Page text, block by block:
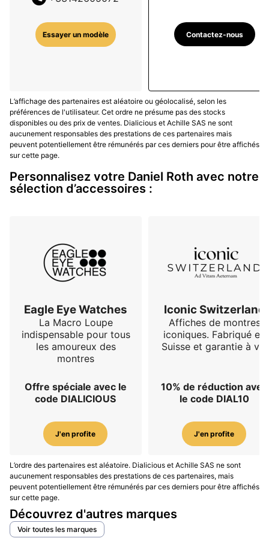
minuterie fine, chiffres appliqués équilibrés et
guillochages réguliers qui structurent la surface du
cadran. L’ensemble évoque une horlogerie classique
revisitée, avec davantage d’architecture visuelle et de
préserver l’esprit d’atelier, quand d’autres références
adoptent un fond transparent afin de valoriser les
finitions.
Cette esthétique, plus instrumentale que
démonstrative, privilégie l’équilibre entre élégance et
utilité quotidienne : le format ovale-rectangulaire
autorise des épaisseurs contenues et des proportions
collectionneurs sensibles aux codes historiques
Tourbillons, minutes rétrogrades et «
Dès l’origine, Daniel Roth s’est illustré par des
complications poétiques et lisibles : tourbillons,
quantièmes, affichages rétrogrades et sa célèbre
indication « Papillon » mêlant saut d’heures et minutes
Ces thèmes se déclinent dans des séries courtes,
souvent en métaux précieux, où la qualité de finition –
Daniel Roth Tourbillon Souscription
— réédition
tourbillons, série très limitée, finition manuelle
poussée.
Daniel Roth Tourbillon
architecture traditionnelle, grande ouverture sur
l’organe régulateur, cadran guilloché, priorité à la
Essayer un modèle Contactez-nous
L’affichage des partenaires est aléatoire ou géolocalisé, selon les
préférences de l'utilisateur. Cet ordre ne présume pas des stocks
disponibles ou des prix de ventes. Dialicious et Achille SAS ne sont
aucunement responsables des prestations de ces partenaires mais
peuvent potentiellement être rémunérés par ces derniers pour être affichés
sur cette page.
Personnalisez votre Daniel Roth avec notre
sélection d’accessoires :
Eagle Eye Watches
La Macro Loupe
indispensable pour tous
les amoureux des
montres
Offre spéciale avec le
code DIALICIOUS
J'en profite
Iconic Switzerland
Affiches de montres
iconiques. Fabriqué en
Suisse et garantie à vie
10% de réduction avec
le code DIAL10
J'en profite
L’ordre des partenaires est aléatoire. Dialicious et Achille SAS ne sont
aucunement responsables des prestations de ces partenaires, mais
peuvent potentiellement être rémunérés par ces derniers pour être affichés
sur cette page.
Découvrez d'autres marques
Voir toutes les marques